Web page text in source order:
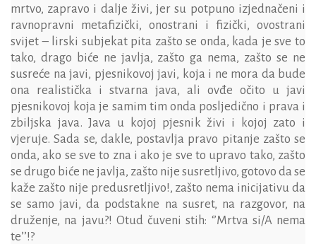
mrtvo, zapravo i dalje živi, jer su potpuno izjednačeni i
ravnopravni metafizički, onostrani i fizički, ovostrani
svijet – lirski subjekat pita zašto se onda, kada je sve to
tako, drago biće ne javlja, zašto ga nema, zašto se ne
susreće na javi, pjesnikovoj javi, koja i ne mora da bude
ona realistička i stvarna java, ali ovđe očito u javi
pjesnikovoj koja je samim tim onda posljedično i prava i
zbiljska java. Java u kojoj pjesnik živi i kojoj zato i
vjeruje. Sada se, dakle, postavlja pravo pitanje zašto se
onda, ako se sve to zna i ako je sve to upravo tako, zašto
se drugo biće ne javlja, zašto nije susretljivo, gotovo da se
kaže zašto nije predusretljivo!, zašto nema inicijativu da
se samo javi, da podstakne na susret, na razgovor, na
druženje, na javu?! Otud čuveni stih: ‘’Mrtva si/A nema
te’’!?